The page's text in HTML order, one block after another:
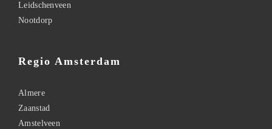
Leidschenveen
Nootdorp
Regio Amsterdam
Almere
Zaanstad
Amstelveen